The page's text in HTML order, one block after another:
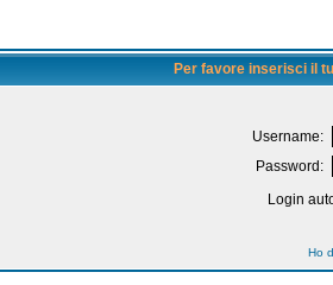
Per favore inserisci il
Username:
Password:
Login
Ho